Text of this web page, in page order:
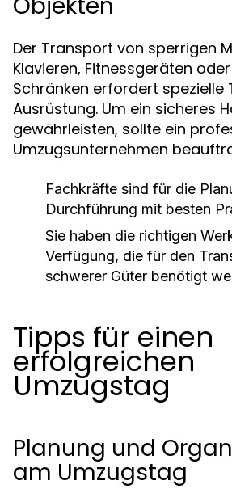
Der Transport von sperrigen
Klavieren, Fitnessgeräten
Schränken erfordert spezielle
Ausrüstung. Um ein sicheres
gewährleisten, sollte ein
Umzugsunternehmen
Fachkräfte sind für die
Durchführung mit besten
Sie haben die richtigen
Verfügung, die für den
schwerer Güter benötigt
Tipps für einen
erfolgreichen
Umzugstag
Planung und
am Umzugstag